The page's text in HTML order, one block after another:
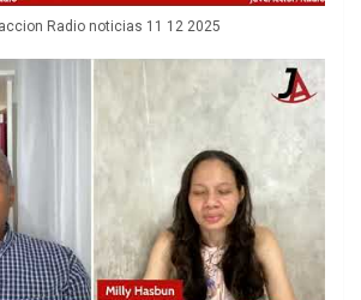
Radio noticias 11 12 2025